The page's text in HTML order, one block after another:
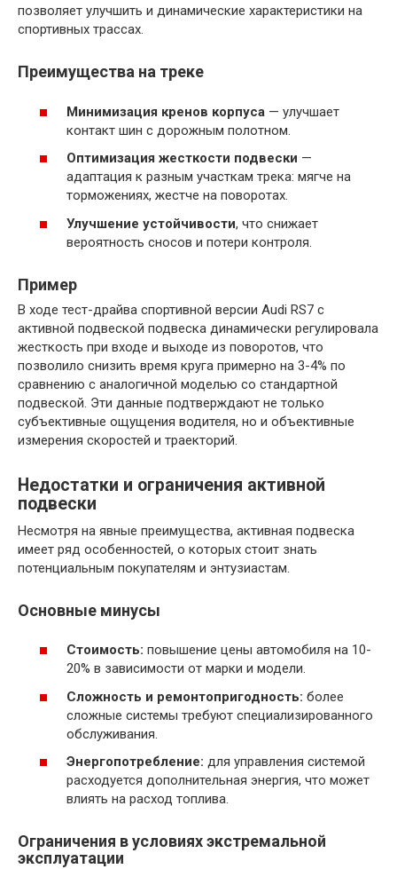
позволяет улучшить и динамические характеристики на
спортивных трассах.
Преимущества на треке
Минимизация кренов корпуса — улучшает
контакт шин с дорожным полотном.
Оптимизация жесткости подвески —
адаптация к разным участкам трека: мягче на
торможениях, жестче на поворотах.
Улучшение устойчивости, что снижает
вероятность сносов и потери контроля.
Пример
В ходе тест-драйва спортивной версии Audi RS7 с
активной подвеской подвеска динамически регулировала
жесткость при входе и выходе из поворотов, что
позволило снизить время круга примерно на 3-4% по
сравнению с аналогичной моделью со стандартной
подвеской. Эти данные подтверждают не только
субъективные ощущения водителя, но и объективные
измерения скоростей и траекторий.
Недостатки и ограничения активной
подвески
Несмотря на явные преимущества, активная подвеска
имеет ряд особенностей, о которых стоит знать
потенциальным покупателям и энтузиастам.
Основные минусы
Стоимость: повышение цены автомобиля на 10-
20% в зависимости от марки и модели.
Сложность и ремонтопригодность: более
сложные системы требуют специализированного
обслуживания.
Энергопотребление: для управления системой
расходуется дополнительная энергия, что может
влиять на расход топлива.
Ограничения в условиях экстремальной
эксплуатации